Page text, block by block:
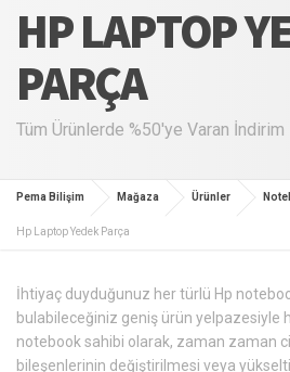
HP LAPTOP
PARÇA
Tüm Ürünlerde %50'ye Varan İndirim
Pema Bilişim Mağaza Ürünler
Hp Laptop Yedek Parça
İhtiyaç duyduğunuz her türlü Hp
bulabileceğiniz geniş ürün yelpazesiyle
notebook sahibi olarak, zaman zaman
bileşenlerinin değiştirilmesi veya